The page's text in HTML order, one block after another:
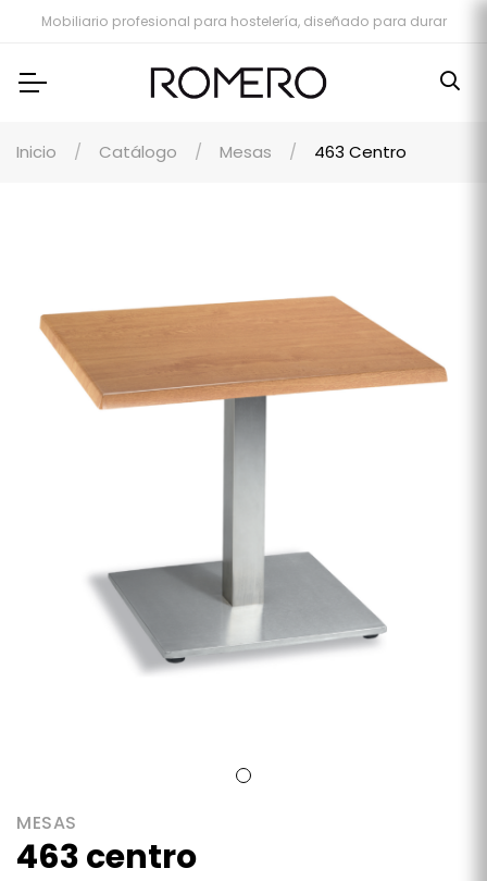
Mobiliario profesional para hostelería, diseñado para durar
Inicio Catálogo Mesas 463 Centro
MESAS
463 centro